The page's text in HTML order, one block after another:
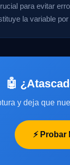
para evitar
la variable
🤖
y deja que
⚡